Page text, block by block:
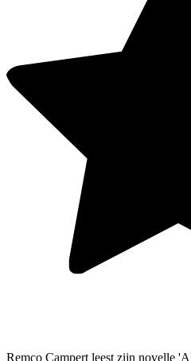
Remco Campert leest zijn novelle